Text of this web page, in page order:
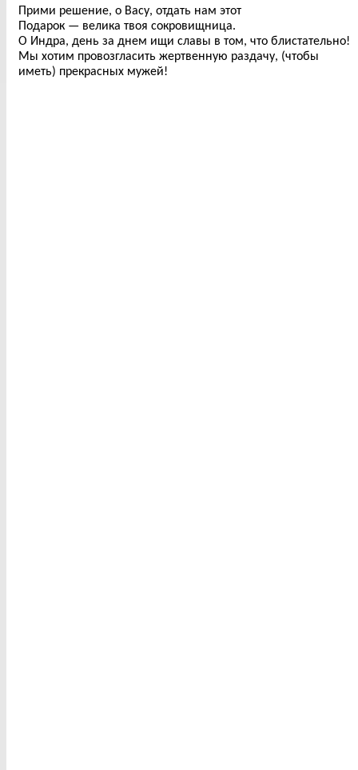
Прими решение, о Васу, отдать нам этот
Подарок — велика твоя сокровищница.
О Индра, день за днем ищи славы в том, что блистательно!
Мы хотим провозгласить жертвенную раздачу, (чтобы
иметь) прекрасных мужей!